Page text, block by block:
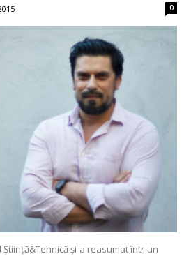
0
și-a reasumat într-un